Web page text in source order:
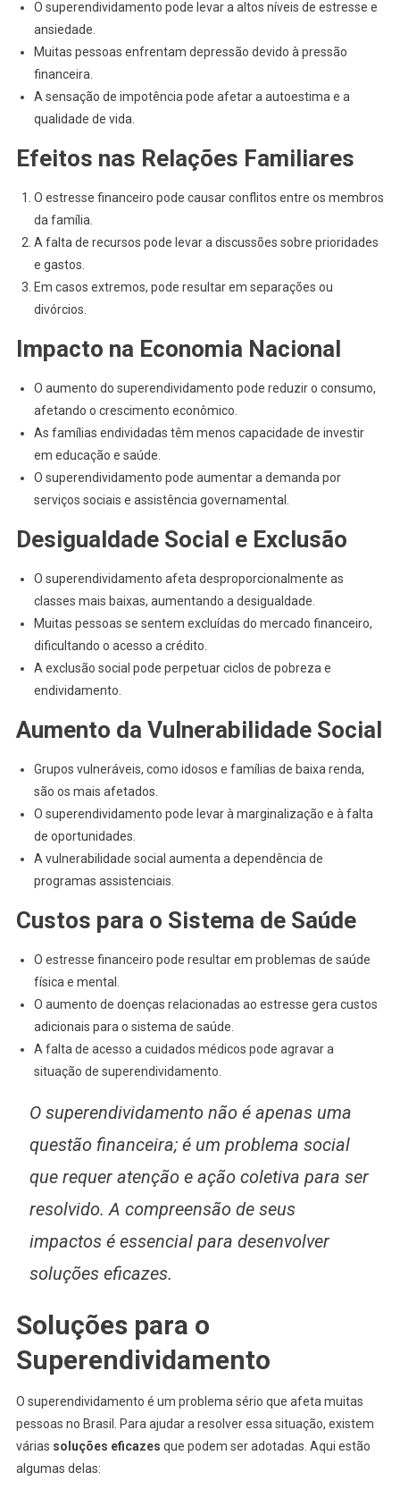
O superendividamento pode levar a altos níveis de estresse e
ansiedade.
Muitas pessoas enfrentam depressão devido à pressão
financeira.
A sensação de impotência pode afetar a autoestima e a
qualidade de vida.
Efeitos nas Relações Familiares
O estresse financeiro pode causar conflitos entre os membros
da família.
A falta de recursos pode levar a discussões sobre prioridades
e gastos.
Em casos extremos, pode resultar em separações ou
divórcios.
Impacto na Economia Nacional
O aumento do superendividamento pode reduzir o consumo,
afetando o crescimento econômico.
As famílias endividadas têm menos capacidade de investir
em educação e saúde.
O superendividamento pode aumentar a demanda por
serviços sociais e assistência governamental.
Desigualdade Social e Exclusão
O superendividamento afeta desproporcionalmente as
classes mais baixas, aumentando a desigualdade.
Muitas pessoas se sentem excluídas do mercado financeiro,
dificultando o acesso a crédito.
A exclusão social pode perpetuar ciclos de pobreza e
endividamento.
Aumento da Vulnerabilidade Social
Grupos vulneráveis, como idosos e famílias de baixa renda,
são os mais afetados.
O superendividamento pode levar à marginalização e à falta
de oportunidades.
A vulnerabilidade social aumenta a dependência de
programas assistenciais.
Custos para o Sistema de Saúde
O estresse financeiro pode resultar em problemas de saúde
física e mental.
O aumento de doenças relacionadas ao estresse gera custos
adicionais para o sistema de saúde.
A falta de acesso a cuidados médicos pode agravar a
situação de superendividamento.
O superendividamento não é apenas uma
questão financeira; é um problema social
que requer atenção e ação coletiva para ser
resolvido. A compreensão de seus
impactos é essencial para desenvolver
soluções eficazes.
Soluções para o
Superendividamento
O superendividamento é um problema sério que afeta muitas
pessoas no Brasil. Para ajudar a resolver essa situação, existem
várias soluções eficazes que podem ser adotadas. Aqui estão
algumas delas: